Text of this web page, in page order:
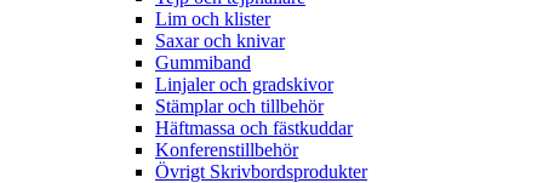
Lim och klister
Saxar och knivar
Gummiband
Linjaler och gradskivor
Stämplar och tillbehör
Häftmassa och fästkuddar
Konferenstillbehör
Övrigt Skrivbordsprodukter